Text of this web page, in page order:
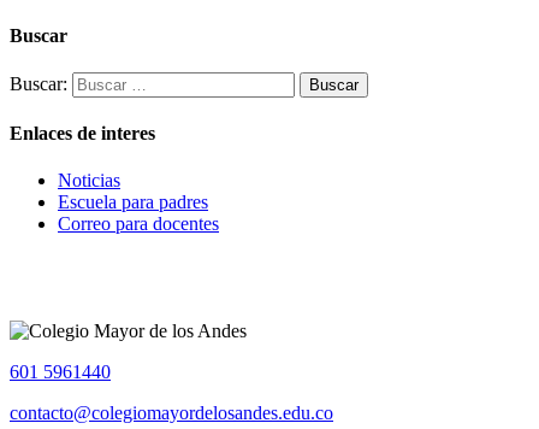
Buscar
Buscar:
Enlaces de interes
Noticias
Escuela para padres
Correo para docentes
601 5961440
contacto@colegiomayordelosandes.edu.co